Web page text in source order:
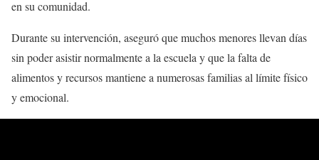
en su comunidad.
Durante su intervención, aseguró que muchos menores llevan días
sin poder asistir normalmente a la escuela y que la falta de
alimentos y recursos mantiene a numerosas familias al límite físico
y emocional.